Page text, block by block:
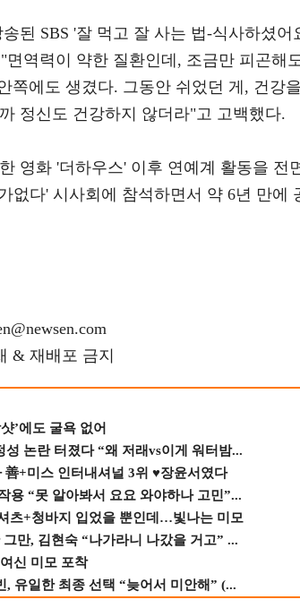
된 SBS '잘 먹고 잘 사는 법-식사하셨
역력이 약한 질환인데, 조금만 피곤해
쪽에도 생겼다. 그동안 쉬었던 게, 건강
정신도 건강하지 않더라"고 고백했다.
영화 '더하우스' 이후 연예계 활동을 전
없다' 시사회에 참석하면서 약 6년 만에
& 재배포 금지
’에도 굴욕 없어
논란 터졌다 “왜 저래vs이게 워터밤...
善+미스 인터내셔널 3위 ♥장윤서였다
“못 알아봐서 요요 와야하나 고민”...
츠+청바지 입었을 뿐인데…빛나는 미모
만, 김현숙 “나가라니 나갔을 거고” ...
신 미모 포착
유일한 최종 선택 “늦어서 미안해” (...